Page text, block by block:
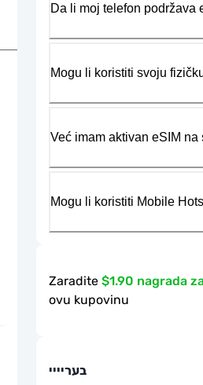
Da li moj telefon podržava
Mogu li koristiti svoju
Već imam aktivan eSIM
Mogu li koristiti Mobile
Zaradite $1.90 nagrada
ovu kupovinu
בעריייי